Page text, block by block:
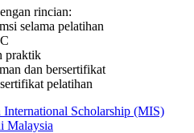
rincian:
selama pelatihan
praktik
dan bersertifikat
pelatihan
International Scholarship (MIS)
Malaysia